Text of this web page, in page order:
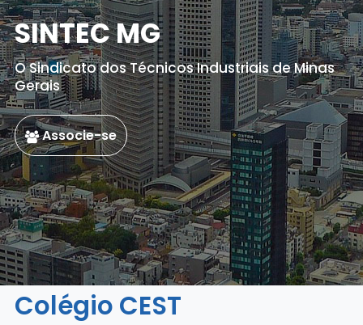
SINTEC MG
O Sindicato dos Técnicos Industriais de Minas
Gerais
Associe-se
Colégio CEST